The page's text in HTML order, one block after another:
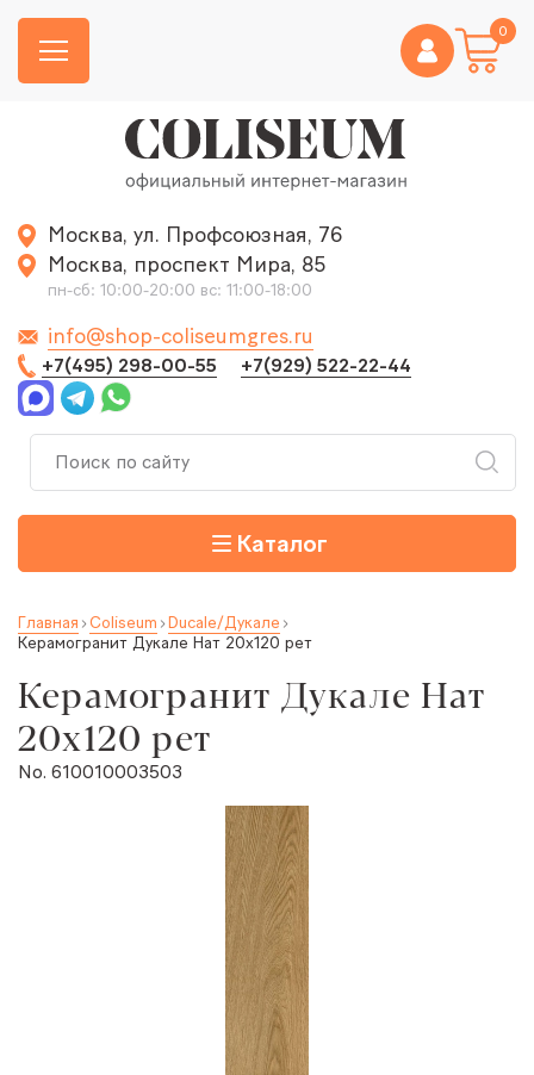
0
Москва, ул. Профсоюзная, 76
Москва, проспект Мира, 85
пн-сб: 10:00-20:00 вс: 11:00-18:00
info@shop-coliseumgres.ru
+7(495) 298-00-55 +7(929) 522-22-44
Каталог
Главная Coliseum Ducale/Дукале
Керамогранит Дукале Нат 20x120 рет
Керамогранит Дукале Нат
20x120 рет
No. 610010003503